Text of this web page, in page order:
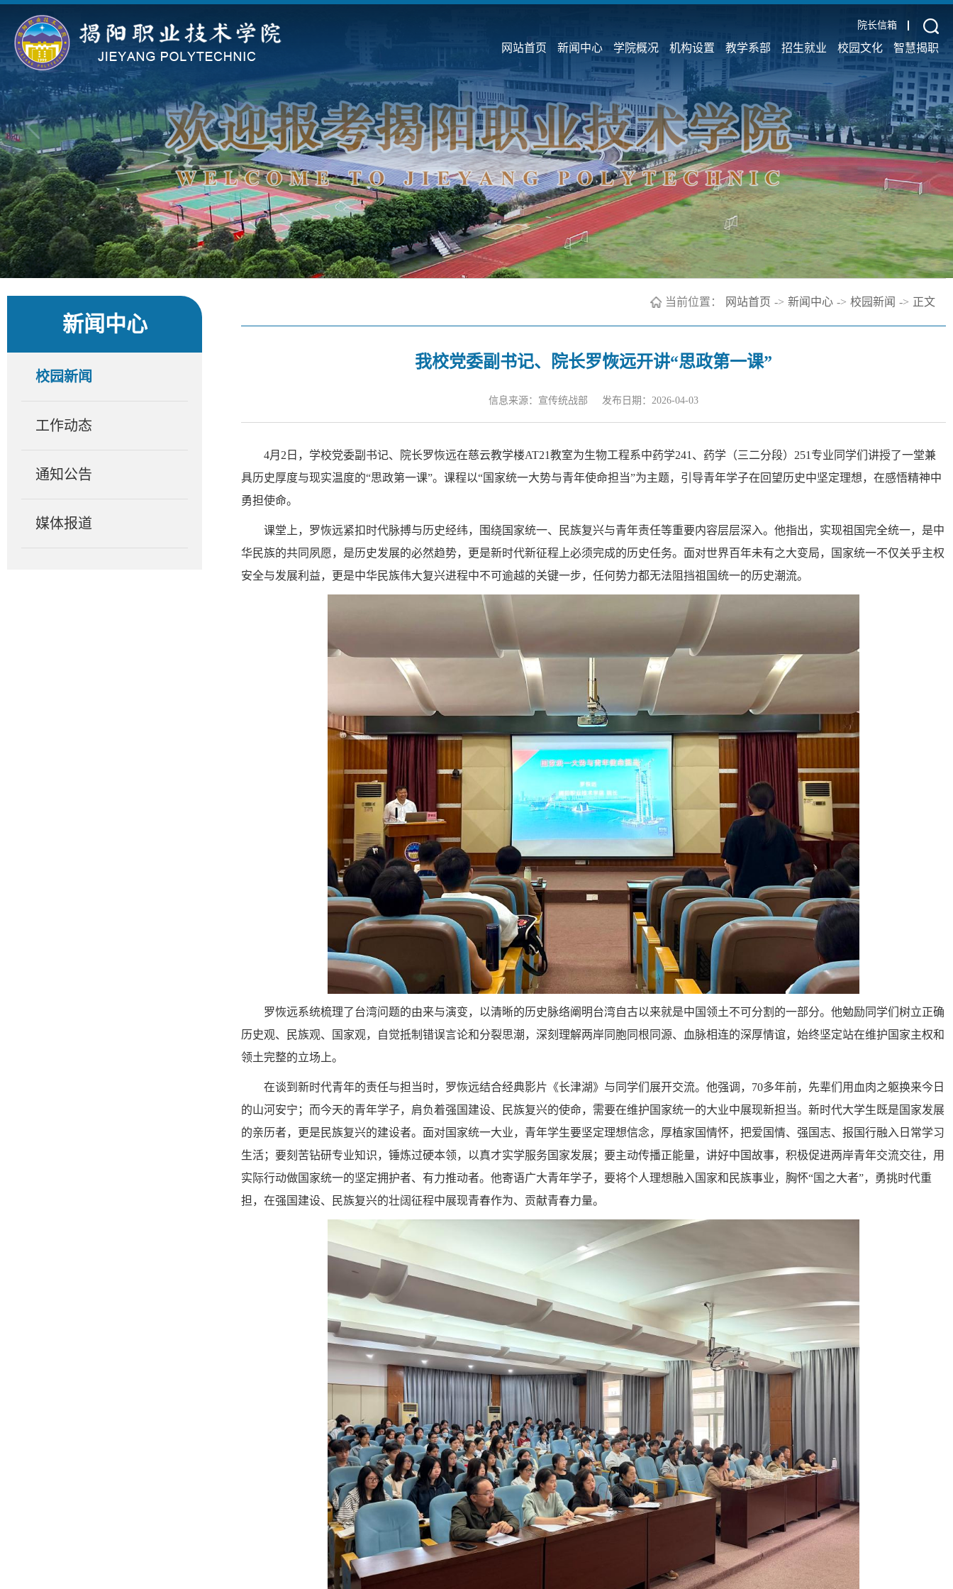
院长信箱
网站首页 新闻中心 学院概况 机构设置 教学系部 招生就业 校园文化 智慧揭职
新闻中心
校园新闻
工作动态
通知公告
媒体报道
当前位置： 网站首页 -> 新闻中心 -> 校园新闻 -> 正文
我校党委副书记、院长罗恢远开讲“思政第一课”
信息来源：宣传统战部 发布日期：2026-04-03
4月2日，学校党委副书记、院长罗恢远在慈云教学楼AT21教室为生物工程系中药学241、药学（三二分段）251专业同学们讲授了一堂兼
具历史厚度与现实温度的“思政第一课”。课程以“国家统一大势与青年使命担当”为主题，引导青年学子在回望历史中坚定理想，在感悟精神中
勇担使命。
课堂上，罗恢远紧扣时代脉搏与历史经纬，围绕国家统一、民族复兴与青年责任等重要内容层层深入。他指出，实现祖国完全统一，是中
华民族的共同夙愿，是历史发展的必然趋势，更是新时代新征程上必须完成的历史任务。面对世界百年未有之大变局，国家统一不仅关乎主权
安全与发展利益，更是中华民族伟大复兴进程中不可逾越的关键一步，任何势力都无法阻挡祖国统一的历史潮流。
罗恢远系统梳理了台湾问题的由来与演变，以清晰的历史脉络阐明台湾自古以来就是中国领土不可分割的一部分。他勉励同学们树立正确
历史观、民族观、国家观，自觉抵制错误言论和分裂思潮，深刻理解两岸同胞同根同源、血脉相连的深厚情谊，始终坚定站在维护国家主权和
领土完整的立场上。
在谈到新时代青年的责任与担当时，罗恢远结合经典影片《长津湖》与同学们展开交流。他强调，70多年前，先辈们用血肉之躯换来今日
的山河安宁；而今天的青年学子，肩负着强国建设、民族复兴的使命，需要在维护国家统一的大业中展现新担当。新时代大学生既是国家发展
的亲历者，更是民族复兴的建设者。面对国家统一大业，青年学生要坚定理想信念，厚植家国情怀，把爱国情、强国志、报国行融入日常学习
生活；要刻苦钻研专业知识，锤炼过硬本领，以真才实学服务国家发展；要主动传播正能量，讲好中国故事，积极促进两岸青年交流交往，用
实际行动做国家统一的坚定拥护者、有力推动者。他寄语广大青年学子，要将个人理想融入国家和民族事业，胸怀“国之大者”，勇挑时代重
担，在强国建设、民族复兴的壮阔征程中展现青春作为、贡献青春力量。